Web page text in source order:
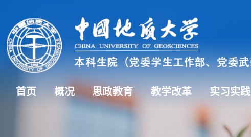
首页 概况 思政教育 教学改革 实习实践